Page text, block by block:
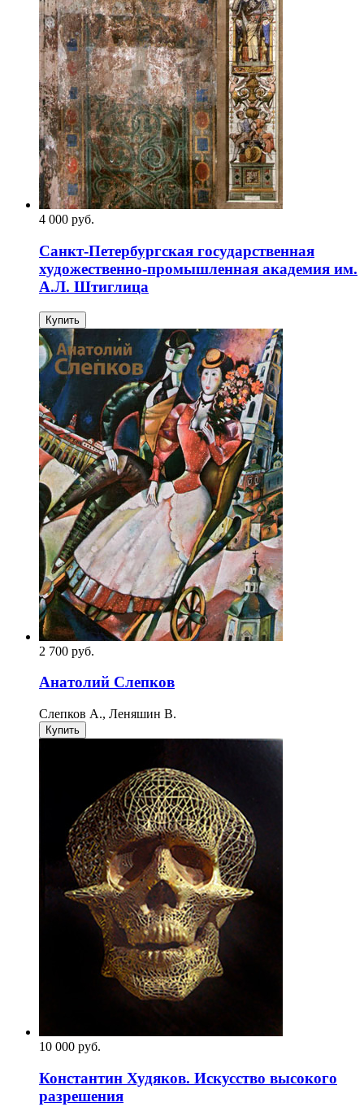
4 000 pуб.
Санкт-Петербургская государственная
художественно-промышленная академия им.
А.Л. Штиглица
Купить
2 700 pуб.
Анатолий Слепков
Слепков А., Леняшин В.
Купить
10 000 pуб.
Константин Худяков. Искусство высокого
разрешения